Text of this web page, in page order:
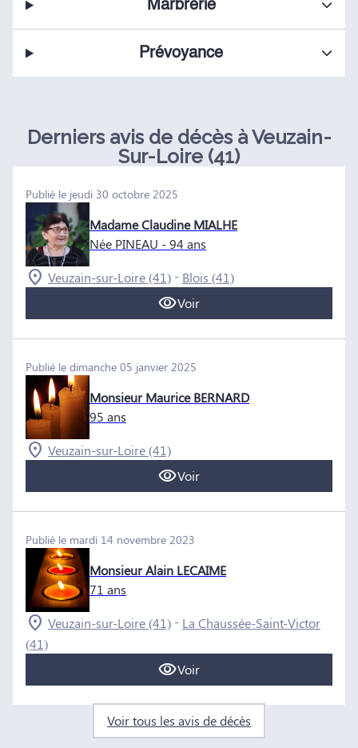
Marbrerie
Prévoyance
Derniers avis de décès à Veuzain-
Sur-Loire (41)
Publié le jeudi 30 octobre 2025
Madame Claudine MIALHE
Née PINEAU - 94 ans
Veuzain-sur-Loire (41) - Blois (41)
Voir
Publié le dimanche 05 janvier 2025
Monsieur Maurice BERNARD
95 ans
Veuzain-sur-Loire (41)
Voir
Publié le mardi 14 novembre 2023
Monsieur Alain LECAIME
71 ans
Veuzain-sur-Loire (41) - La Chaussée-Saint-Victor
(41)
Voir
Voir tous les avis de décès